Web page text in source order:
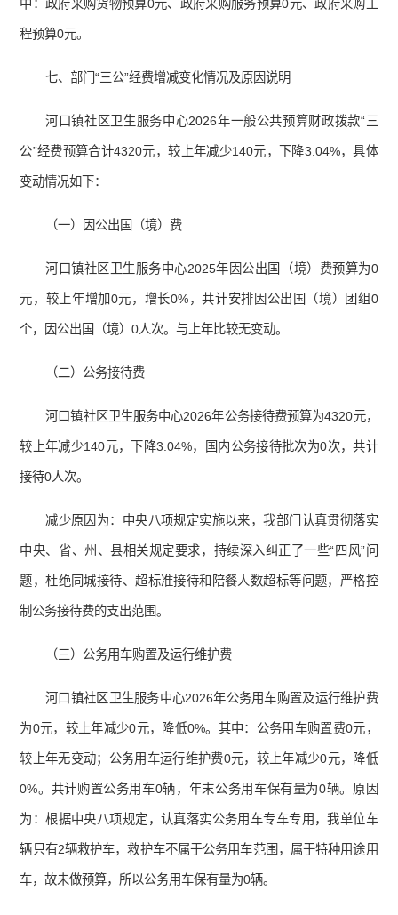
中：政府采购货物预算0元、政府采购服务预算0元、政府采购工
程预算0元。
七、部门“三公”经费增减变化情况及原因说明
河口镇社区卫生服务中心2026年一般公共预算财政拨款“三
公”经费预算合计4320元，较上年减少140元，下降3.04%，具体
变动情况如下：
（一）因公出国（境）费
河口镇社区卫生服务中心2025年因公出国（境）费预算为0
元，较上年增加0元，增长0%，共计安排因公出国（境）团组0
个，因公出国（境）0人次。与上年比较无变动。
（二）公务接待费
河口镇社区卫生服务中心2026年公务接待费预算为4320元，
较上年减少140元，下降3.04%，国内公务接待批次为0次，共计
接待0人次。
减少原因为：中央八项规定实施以来，我部门认真贯彻落实
中央、省、州、县相关规定要求，持续深入纠正了一些“四风”问
题，杜绝同城接待、超标准接待和陪餐人数超标等问题，严格控
制公务接待费的支出范围。
（三）公务用车购置及运行维护费
河口镇社区卫生服务中心2026年公务用车购置及运行维护费
为0元，较上年减少0元，降低0%。其中：公务用车购置费0元，
较上年无变动；公务用车运行维护费0元，较上年减少0元，降低
0%。共计购置公务用车0辆，年末公务用车保有量为0辆。原因
为：根据中央八项规定，认真落实公务用车专车专用，我单位车
辆只有2辆救护车，救护车不属于公务用车范围，属于特种用途用
车，故未做预算，所以公务用车保有量为0辆。